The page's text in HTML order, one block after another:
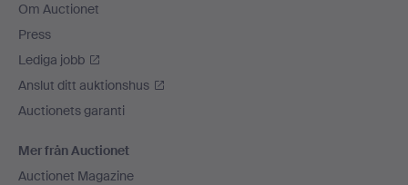
Om Auctionet
Press
Lediga jobb
Anslut ditt auktionshus
Auctionets garanti
Mer från Auctionet
Auctionet Magazine